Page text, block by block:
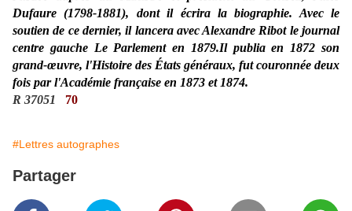
Dufaure (1798-1881), dont il écrira la biographie. Avec le
soutien de ce dernier, il lancera avec Alexandre Ribot le journal
centre gauche Le Parlement en 1879.Il publia en 1872 son
grand-œuvre, l'Histoire des États généraux, fut couronnée deux
fois par l'Académie française en 1873 et 1874.
R 37051
70
#Lettres autographes
Partager